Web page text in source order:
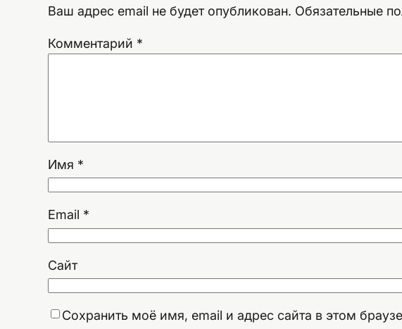
Ваш адрес email не будет опубликован. Обязательные
Комментарий *
Имя *
Email *
Сайт
Сохранить моё имя, email и адрес сайта в этом